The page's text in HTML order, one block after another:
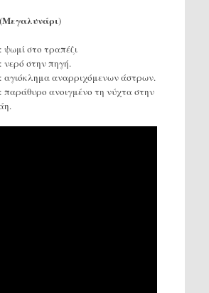
)
ψωμί στο τραπέζι
νερό στην πηγή.
αγιόκλημα αναρριχόμενων άστρων.
παράθυρο ανοιγμένο τη νύχτα στην